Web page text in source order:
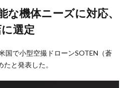
選定
国で小型空撮ドローンSOTEN（蒼
と発表した。